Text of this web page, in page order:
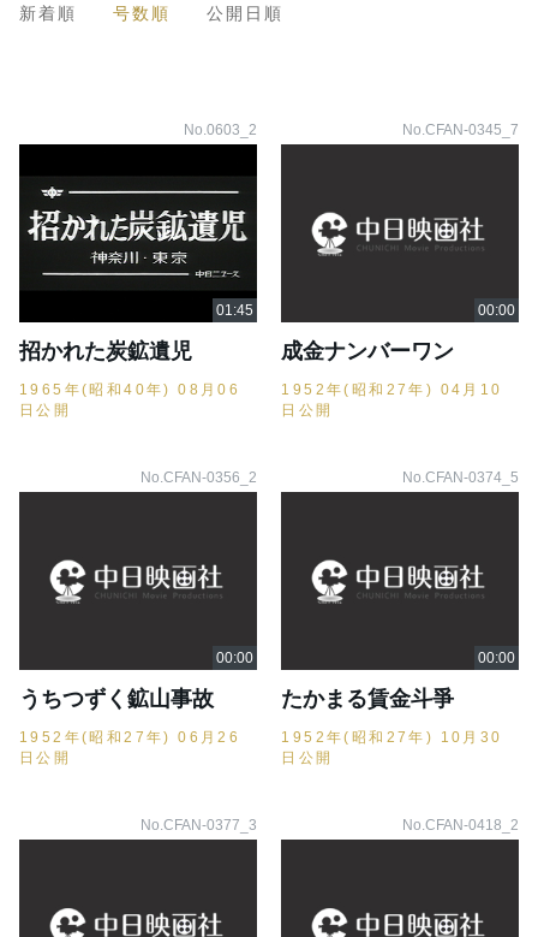
新着順 号数順 公開日順
No.0603_2
招かれた炭鉱遺児
1965年(昭和40年) 08月06
日公開
No.CFAN-0345_7
成金ナンバーワン
1952年(昭和27年) 04月10
日公開
No.CFAN-0356_2
うちつずく鉱山事故
1952年(昭和27年) 06月26
日公開
No.CFAN-0374_5
たかまる賃金斗爭
1952年(昭和27年) 10月30
日公開
No.CFAN-0377_3 No.CFAN-0418_2